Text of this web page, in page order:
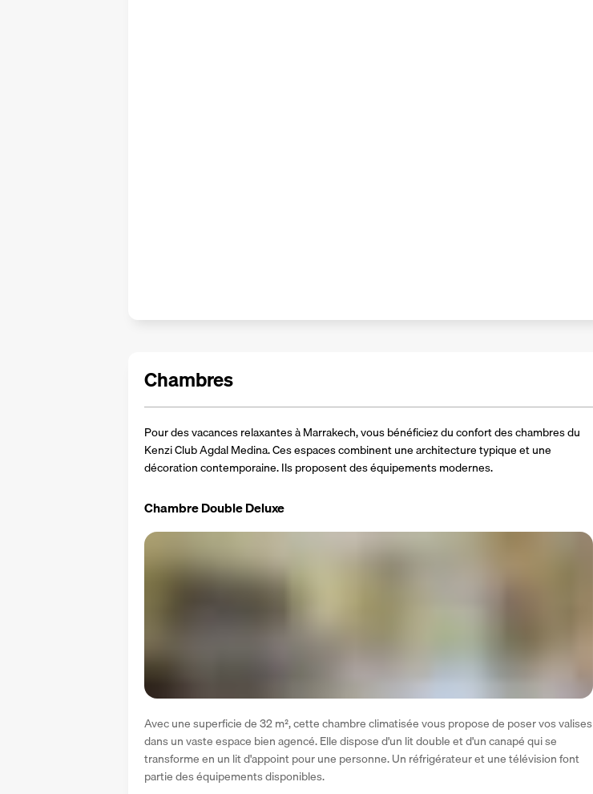
Chambres
Pour des vacances relaxantes à Marrakech, vous bénéficiez du confort des chambres du
Kenzi Club Agdal Medina. Ces espaces combinent une architecture typique et une
décoration contemporaine. Ils proposent des équipements modernes.
Chambre Double Deluxe
Avec une superficie de 32 m², cette chambre climatisée vous propose de poser vos valises
dans un vaste espace bien agencé. Elle dispose d'un lit double et d'un canapé qui se
transforme en un lit d'appoint pour une personne. Un réfrigérateur et une télévision font
partie des équipements disponibles.